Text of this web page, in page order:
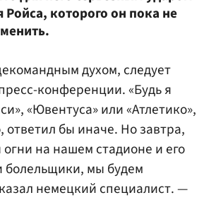
Ройса, которого он пока не
духом, следует
конференции. «Будь я
«Ювентуса» или «Атлетико»,
ответил бы иначе. Но завтра,
огни на нашем стадионе и его
болельщики, мы будем
немецкий специалист. —